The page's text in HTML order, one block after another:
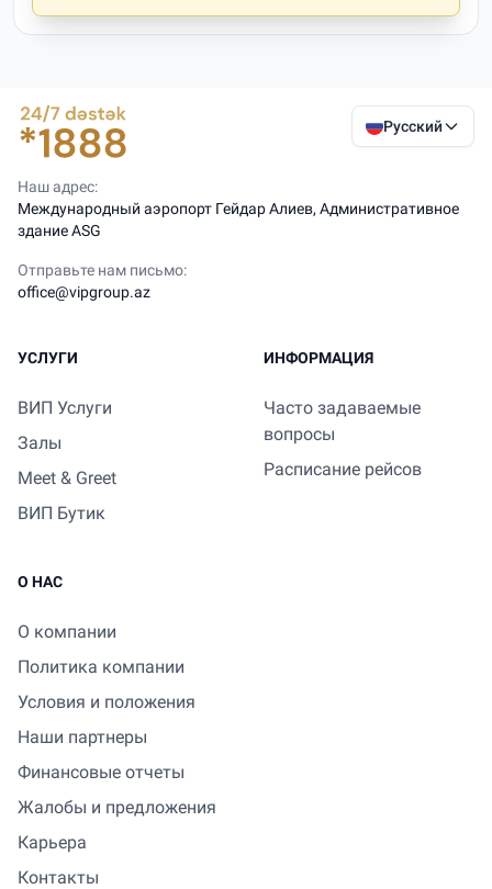
Русский
Наш адрес:
Международный аэропорт Гейдар Алиев, Административное
здание ASG
Отправьте нам письмо:
office@vipgroup.az
УСЛУГИ
ВИП Услуги
Залы
Meet & Greet
ВИП Бутик
ИНФОРМАЦИЯ
Часто задаваемые
вопросы
Расписание рейсов
О НАС
О компании
Политика компании
Условия и положения
Наши партнеры
Финансовые отчеты
Жалобы и предложения
Карьера
Контакты